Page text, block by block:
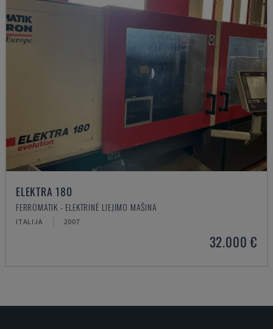
ELEKTRA 180
FERROMATIK - ELEKTRINĖ LIEJIMO MAŠINA
ITALIJA 2007
32.000 €